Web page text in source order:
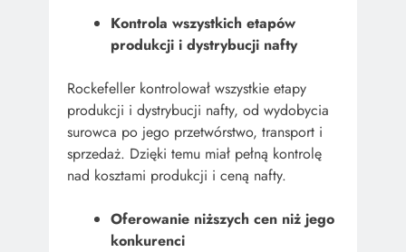
Kontrola wszystkich etapów
produkcji i dystrybucji nafty
Rockefeller kontrolował wszystkie etapy
produkcji i dystrybucji nafty, od wydobycia
surowca po jego przetwórstwo, transport i
sprzedaż. Dzięki temu miał pełną kontrolę
nad kosztami produkcji i ceną nafty.
Oferowanie niższych cen niż jego
konkurenci